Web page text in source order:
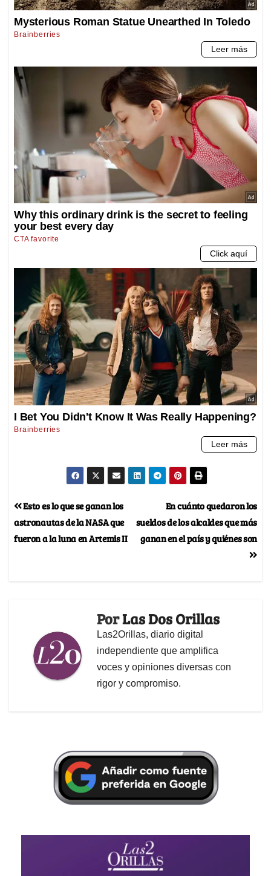
En cuánto quedaron los
sueldos de los alcaldes que más
ganan en el país y quiénes son
Esto es lo que se ganan los
astronautas de la NASA que
fueron a la luna en Artemis II
PorLas Dos Orillas
Las2Orillas, diario digital
independiente que amplifica
voces y opiniones diversas con
rigor y compromiso.